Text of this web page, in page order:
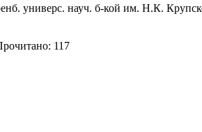
универс. науч. б-кой им. Н.К.
117